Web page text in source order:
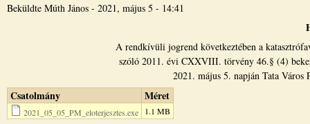
Beküldte Múth János - 2021, május 5 - 14:41
A rendkívüli jogrend következtében a
szóló 2011. évi CXXVIII. törvény 46.§ (4)
2021. május 5. napján Tata Város
Csatolmány Méret
2021_05_05_PM_eloterjesztes.exe 1.1 MB